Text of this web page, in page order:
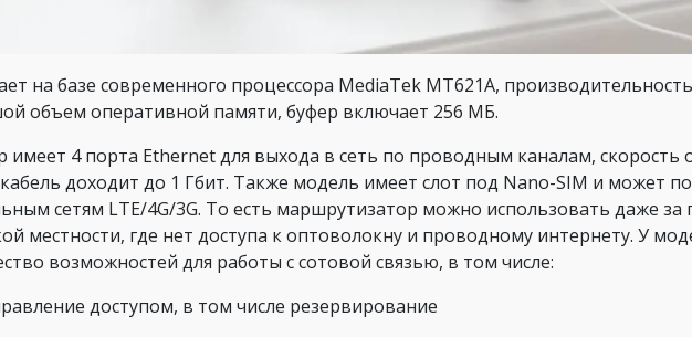
на базе современного процессора MediaTek MT621A,
объем оперативной памяти, буфер включает 256 МБ.
имеет 4 порта Ethernet для выхода в сеть по проводным каналам, скорость
доходит до 1 Гбит. Также модель имеет слот под Nano-SIM и может
сетям LTE/4G/3G. То есть маршрутизатор можно использовать даже за
местности, где нет доступа к оптоволокну и проводному интернету. У
возможностей для работы с сотовой связью, в том числе:
доступом, в том числе резервирование